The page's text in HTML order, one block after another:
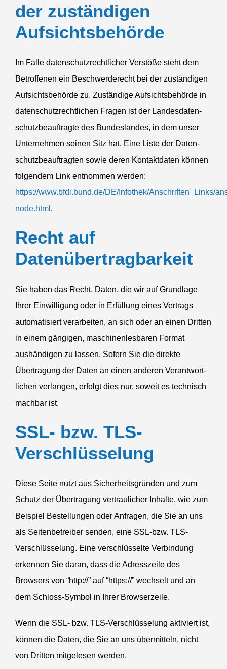
der zustän­digen
Aufsichtsbehörde
Im Falle daten­schutz­recht­licher Verstöße steht dem
Betrof­fenen ein Beschwer­de­recht bei der zustän­digen
Aufsichts­be­hörde zu. Zuständige Aufsichts­be­hörde in
daten­schutz­recht­lichen Fragen ist der Landes­da­ten­
schutz­be­auf­tragte des Bundes­landes, in dem unser
Unternehmen seinen Sitz hat. Eine Liste der Daten­
schutz­be­auf­tragten sowie deren Kontakt­daten können
folgendem Link entnommen werden:
https://www.bfdi.bund.de/DE/Infothek/Anschriften_Links/
node.html .
Recht auf
Datenübertragbarkeit
Sie haben das Recht, Daten, die wir auf Grundlage
Ihrer Einwil­ligung oder in Erfüllung eines Vertrags
automa­ti­siert verar­beiten, an sich oder an einen Dritten
in einem gängigen, maschi­nen­les­baren Format
aushän­digen zu lassen. Sofern Sie die direkte
Übertragung der Daten an einen anderen Verant­wort­
lichen verlangen, erfolgt dies nur, soweit es technisch
machbar ist.
SSL- bzw. TLS-
Verschlüsselung
Diese Seite nutzt aus Sicher­heits­gründen und zum
Schutz der Übertragung vertrau­licher Inhalte, wie zum
Beispiel Bestel­lungen oder Anfragen, die Sie an uns
als Seiten­be­treiber senden, eine SSL-bzw. TLS-
Verschlüs­selung. Eine verschlüs­selte Verbindung
erkennen Sie daran, dass die Adress­zeile des
Browsers von “http://” auf “https://” wechselt und an
dem Schloss-Symbol in Ihrer Browserzeile.
Wenn die SSL- bzw. TLS-Verschlüs­selung aktiviert ist,
können die Daten, die Sie an uns übermitteln, nicht
von Dritten mitge­lesen werden.